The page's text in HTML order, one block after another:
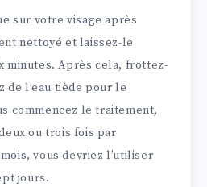
sur votre visage après
nettoyé et laissez-le
minutes. Après cela, frottez-
de l’eau tiède pour le
commencez le traitement,
ou trois fois par
vous devriez l’utiliser
jours.